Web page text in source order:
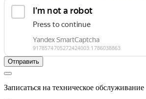
Записаться на техническое обслуживание